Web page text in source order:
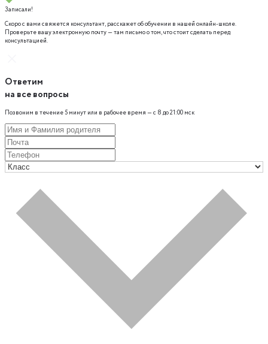
Записали!
Скоро с вами свяжется консультант, расскажет об обучении в нашей онлайн-школе.
Проверьте вашу электронную почту — там письмо о том, что стоит сделать перед
консультацией.
Ответим
на все вопросы
Позвоним в течение 5 минут или в рабочее время — с 8 до 21:00 мск